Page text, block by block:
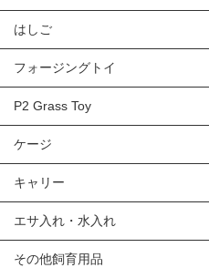
はしご
フォージングトイ
P2 Grass Toy
ケージ
キャリー
エサ入れ・水入れ
その他飼育用品